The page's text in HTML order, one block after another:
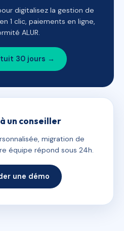
digitalisez la gestion de
1 clic, paiements en ligne,
ALUR.
30 jours →
un conseiller
migration de
équipe répond sous 24h.
une démo